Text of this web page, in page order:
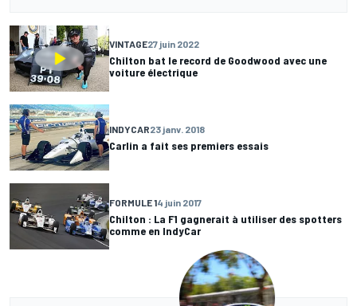
VINTAGE27 juin 2022
Chilton bat le record de Goodwood avec une
voiture électrique
INDYCAR23 janv. 2018
Carlin a fait ses premiers essais
FORMULE 14 juin 2017
Chilton : La F1 gagnerait à utiliser des spotters
comme en IndyCar